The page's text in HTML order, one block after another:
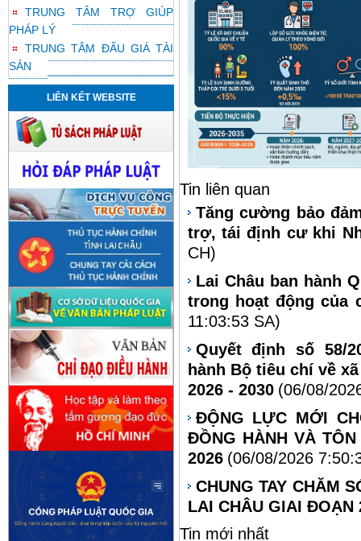
TRUNG TÂM TRỢ GIÚP
PHÁP LÝ
TRUNG TÂM ĐẤU GIÁ TÀI
SẢN
LIÊN KẾT WEBSITE
Tin liên quan
Tăng cường bảo
trợ, tái định cư khi
CH)
Lai Châu ban hành
trong hoạt động của
11:03:53 SA)
Quyết định số 58/
hành Bộ tiêu chí về
2026 - 2030 (06/08/
ĐỘNG LỰC MỚI
ĐỒNG HÀNH VÀ
2026 (06/08/2026
CHUNG TAY CHĂM
LAI CHÂU GIAI ĐOẠN
Tin mới nhất